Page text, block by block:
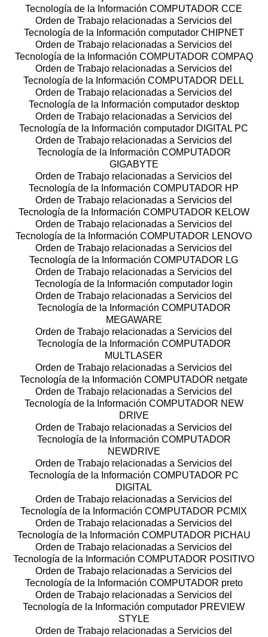
Tecnología de la Información COMPUTADOR CCE
Orden de Trabajo relacionadas a Servicios del
Tecnología de la Información computador CHIPNET
Orden de Trabajo relacionadas a Servicios del
Tecnología de la Información COMPUTADOR COMPAQ
Orden de Trabajo relacionadas a Servicios del
Tecnología de la Información COMPUTADOR DELL
Orden de Trabajo relacionadas a Servicios del
Tecnología de la Información computador desktop
Orden de Trabajo relacionadas a Servicios del
Tecnología de la Información computador DIGITAL PC
Orden de Trabajo relacionadas a Servicios del
Tecnología de la Información COMPUTADOR
GIGABYTE
Orden de Trabajo relacionadas a Servicios del
Tecnología de la Información COMPUTADOR HP
Orden de Trabajo relacionadas a Servicios del
Tecnología de la Información COMPUTADOR KELOW
Orden de Trabajo relacionadas a Servicios del
Tecnología de la Información COMPUTADOR LENOVO
Orden de Trabajo relacionadas a Servicios del
Tecnología de la Información COMPUTADOR LG
Orden de Trabajo relacionadas a Servicios del
Tecnología de la Información computador login
Orden de Trabajo relacionadas a Servicios del
Tecnología de la Información COMPUTADOR
MEGAWARE
Orden de Trabajo relacionadas a Servicios del
Tecnología de la Información COMPUTADOR
MULTLASER
Orden de Trabajo relacionadas a Servicios del
Tecnología de la Información COMPUTADOR netgate
Orden de Trabajo relacionadas a Servicios del
Tecnología de la Información COMPUTADOR NEW
DRIVE
Orden de Trabajo relacionadas a Servicios del
Tecnología de la Información COMPUTADOR
NEWDRIVE
Orden de Trabajo relacionadas a Servicios del
Tecnología de la Información COMPUTADOR PC
DIGITAL
Orden de Trabajo relacionadas a Servicios del
Tecnología de la Información COMPUTADOR PCMIX
Orden de Trabajo relacionadas a Servicios del
Tecnología de la Información COMPUTADOR PICHAU
Orden de Trabajo relacionadas a Servicios del
Tecnología de la Información COMPUTADOR POSITIVO
Orden de Trabajo relacionadas a Servicios del
Tecnología de la Información COMPUTADOR preto
Orden de Trabajo relacionadas a Servicios del
Tecnología de la Información computador PREVIEW
STYLE
Orden de Trabajo relacionadas a Servicios del